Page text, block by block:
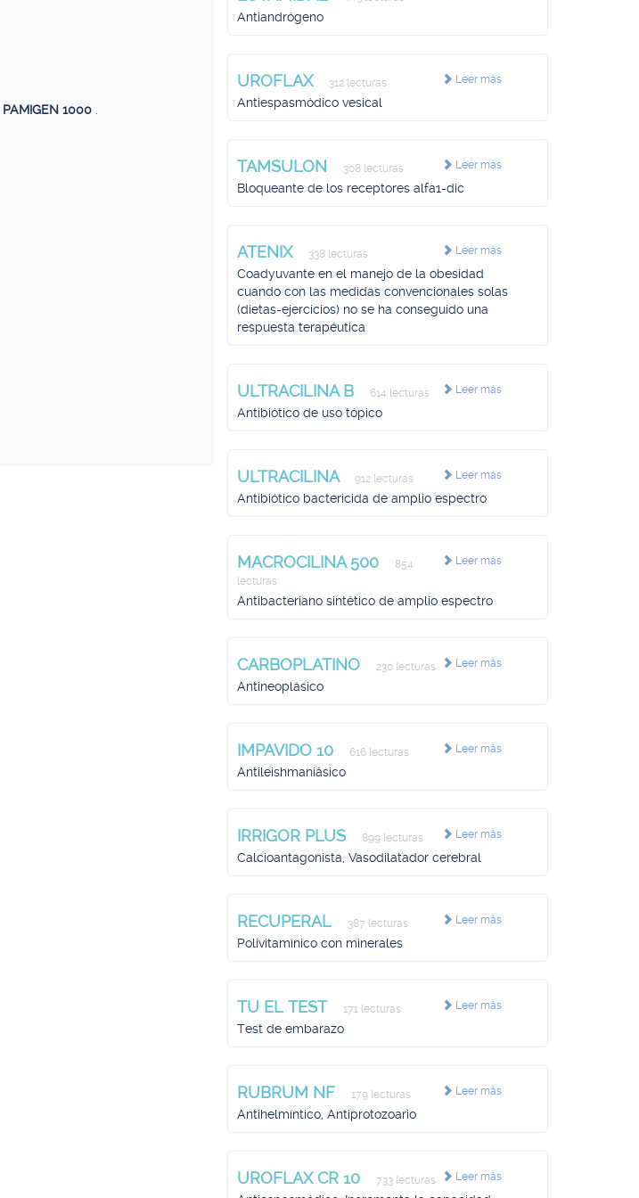
PAMIGEN 1000
Antiandrógeno
Leer más
UROFLAX 312 lecturas
Antiespasmódico vesical
Leer más
TAMSULON 308 lecturas
Bloqueante de los receptores alfa1-dic
Leer más
ATENIX 338 lecturas
Coadyuvante en el manejo de la obesidad
cuando con las medidas convencionales solas
(dietas-ejercicios) no se ha conseguido una
respuesta terapéutica
Leer más
ULTRACILINA B 614 lecturas
Antibiótico de uso tópico
Leer más
ULTRACILINA 912 lecturas
Antibiótico bactericida de amplio espectro
Leer más
MACROCILINA 500
854
lecturas
Antibacteriano sintético de amplio espectro
Leer más
CARBOPLATINO 230 lecturas
Antineoplásico
Leer más
IMPAVIDO 10 616 lecturas
Antileishmaniásico
Leer más
IRRIGOR PLUS 899 lecturas
Calcioantagonista, Vasodilatador cerebral
Leer más
RECUPERAL 387 lecturas
Polivitamínico con minerales
Leer más
TU EL TEST 171 lecturas
Test de embarazo
Leer más
RUBRUM NF 179 lecturas
Antihelmíntico, Antiprotozoario
Leer más
UROFLAX CR 10 733 lecturas